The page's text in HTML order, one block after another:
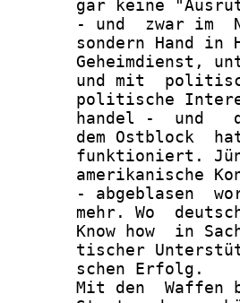
gar keine
- und  zwar im
sondern Hand in
Geheimdienst,
und mit
politische
handel -  und
dem Ostblock
funktioniert.
amerikanische
- abgeblasen
mehr. Wo
Know how  in
tischer
       schen Erfolg.
Mit den  Waffen